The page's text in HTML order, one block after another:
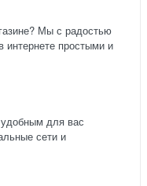
Мы с радостью
интернете простыми и
для вас
сети и